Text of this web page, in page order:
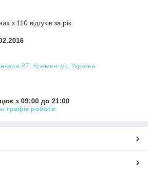
з 110 відгуків за рік
87, Кременчук, Україна
з 09:00 до 21:00
графік роботи